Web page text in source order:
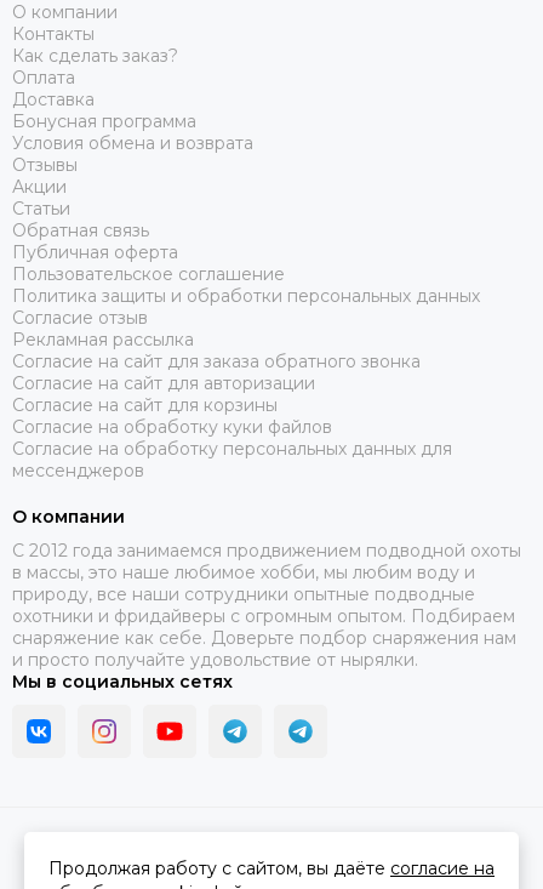
О компании
Контакты
Как сделать заказ?
Оплата
Доставка
Бонусная программа
Условия обмена и возврата
Отзывы
Акции
Статьи
Обратная связь
Публичная оферта
Пользовательское соглашение
Политика защиты и обработки персональных данных
Согласие отзыв
Рекламная рассылка
Согласие на сайт для заказа обратного звонка
Согласие на сайт для авторизации
Согласие на сайт для корзины
Согласие на обработку куки файлов
Согласие на обработку персональных данных для
мессенджеров
О компании
C 2012 года занимаемся продвижением подводной охоты
в массы, это наше любимое хобби, мы любим воду и
природу, все наши сотрудники опытные подводные
охотники и фридайверы с огромным опытом. Подбираем
снаряжение как себе. Доверьте подбор снаряжения нам
и просто получайте удовольствие от нырялки.
Мы в социальных сетях
Сделано вMOSK.STUDIOдля платформыInSales
Продолжая работу с сайтом, вы даёте согласие на